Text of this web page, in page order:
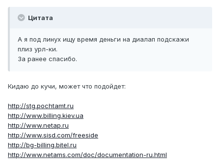
Цитата
А я под линух ищу время деньги на диалап подскажи
плиз урл-ки.
За ранее спасибо.
Кидаю до кучи, может что подойдет:
http://stg.pochtamt.ru
http://www.billing.kiev.ua
http://www.netap.ru
http://www.sisd.com/freeside
http://bg-billing.bitel.ru
http://www.netams.com/doc/documentation-ru.html